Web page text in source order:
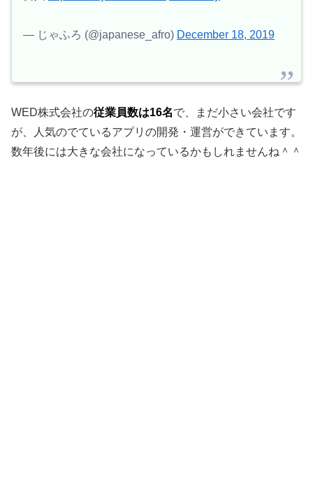
— じゃふろ (@japanese_afro) December 18, 2019
WED株式会社の従業員数は16名で、まだ小さい会社です
が、人気のでているアプリの開発・運営ができています。
数年後には大きな会社になっているかもしれませんね＾＾